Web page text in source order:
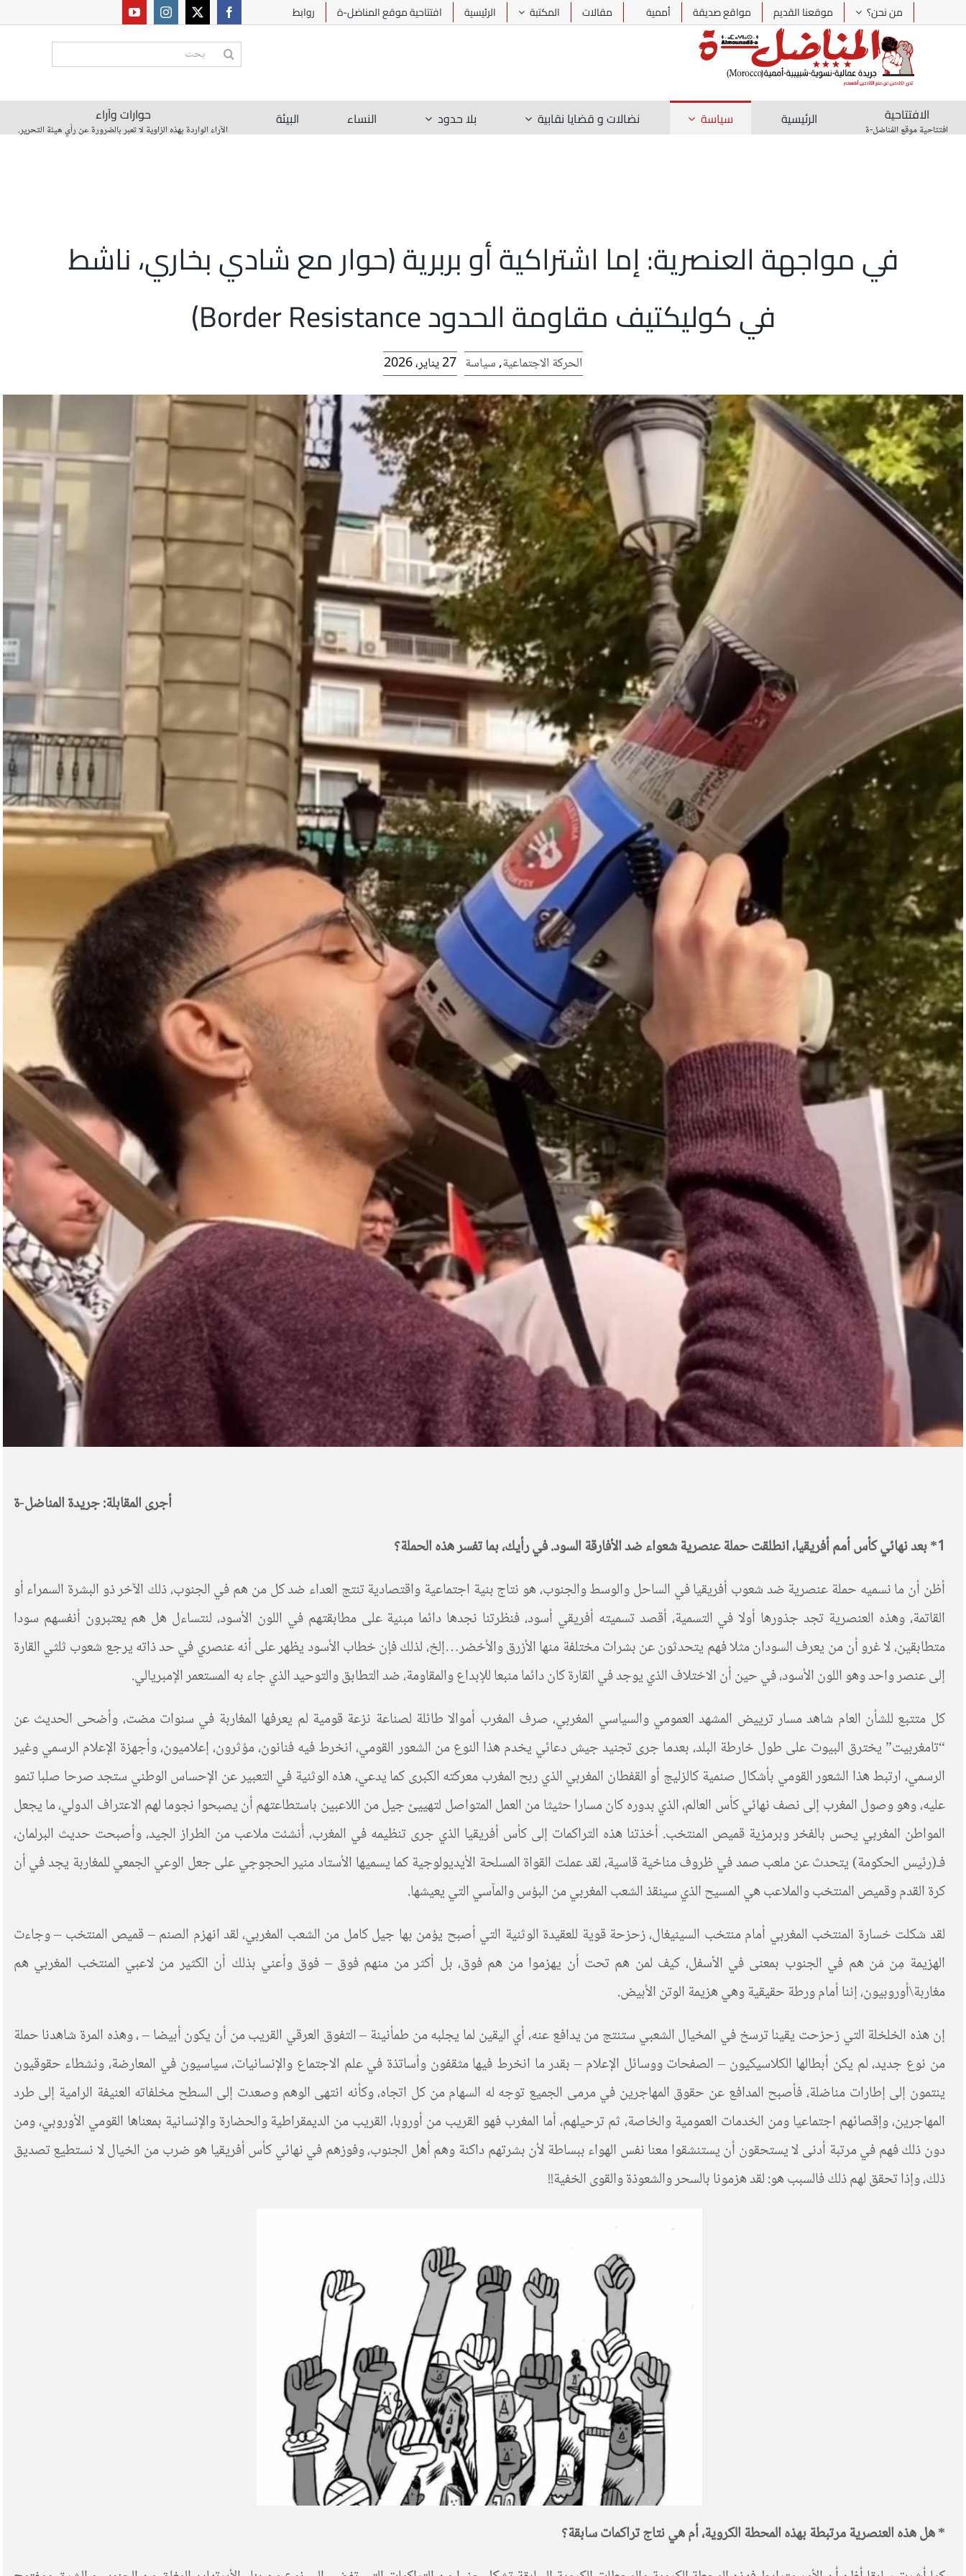
من نحن؟ موقعنا القديم مواقع صديقة أممية مقالات المكتبة الرئيسية افتتاحية موقع المناضل-ة روابط
البحث
الافتتاحية
افتتاحية موقع المُناضل-ة
الرئيسية سياسة نضالات و قضايا نقابية بلا حدود النساء البيئة حوارات وآراء
الآراء الواردة بهذه الزاوية لا تعبر بالضرورة عن رأي هيئة التحرير.
في مواجهة العنصرية: إما اشتراكية أو بربرية (حوار مع شادي بخاري، ناشط
في كوليكتيف مقاومة الحدود Border Resistance)
الحركة الاجتماعية,سياسة 27 يناير، 2026
أجرى المقابلة: جريدة المناضل-ة
1* بعد نهائي كأس أمم أفريقيا، انطلقت حملة عنصرية شعواء ضد الأفارقة السود. في رأيك، بما تفسر هذه الحملة؟
أظن أن ما نسميه حملة عنصرية ضد شعوب أفريقيا في الساحل والوسط والجنوب، هو نتاج بنية اجتماعية واقتصادية تنتج العداء ضد كل من هم في الجنوب، ذلك الآخر ذو البشرة السمراء أو
القاتمة، وهذه العنصرية تجد جذورها أولا في التسمية، أقصد تسميته أفريقي أسود، فنظرتنا نجدها دائما مبنية على مطابقتهم في اللون الأسود، لنتساءل هل هم يعتبرون أنفسهم سودا
متطابقين، لا غرو أن من يعرف السودان مثلا فهم يتحدثون عن بشرات مختلفة منها الأزرق والأخضر…إلخ، لذلك فإن خطاب الأسود يظهر على أنه عنصري في حد ذاته يرجع شعوب ثلثي القارة
إلى عنصر واحد وهو اللون الأسود، في حين أن الاختلاف الذي يوجد في القارة كان دائما منبعا للإبداع والمقاومة، ضد التطابق والتوحيد الذي جاء به المستعمر الإمبريالي.
كل متتبع للشأن العام شاهد مسار ترييض المشهد العمومي والسياسي المغربي، صرف المغرب أموالا طائلة لصناعة نزعة قومية لم يعرفها المغاربة في سنوات مضت، وأضحى الحديث عن
“تامغربيت” يخترق البيوت على طول خارطة البلد، بعدما جرى تجنيد جيش دعائي يخدم هذا النوع من الشعور القومي، انخرط فيه فنانون، مؤثرون، إعلاميون، وأجهزة الإعلام الرسمي وغير
الرسمي، ارتبط هذا الشعور القومي بأشكال صنمية كالزليج أو القفطان المغربي الذي ربح المغرب معركته الكبرى كما يدعي، هذه الوثنية في التعبير عن الإحساس الوطني ستجد صرحا صلبا تنمو
عليه، وهو وصول المغرب إلى نصف نهائي كأس العالم، الذي بدوره كان مسارا حثيثا من العمل المتواصل لتهييئ جيل من اللاعبين باستطاعتهم أن يصبحوا نجوما لهم الاعتراف الدولي، ما يجعل
المواطن المغربي يحس بالفخر وبرمزية قميص المنتخب. أخذتنا هذه التراكمات إلى كأس أفريقيا الذي جرى تنظيمه في المغرب، أُنشئت ملاعب من الطراز الجيد، وأصبحت حديث البرلمان،
فـ(رئيس الحكومة) يتحدث عن ملعب صمد في ظروف مناخية قاسية، لقد عملت القواة المسلحة الأيديولوجية كما يسميها الأستاد منير الحجوجي على جعل الوعي الجمعي للمغاربة يجد في أن
كرة القدم وقميص المنتخب والملاعب هي المسيح الذي سينقذ الشعب المغربي من البؤس والمآسي التي يعيشها.
لقد شكلت خسارة المنتخب المغربي أمام منتخب السينيغال، زحزحة قوية للعقيدة الوثنية التي أصبح يؤمن بها جيل كامل من الشعب المغربي، لقد انهزم الصنم – قميص المنتخب – وجاءت
الهزيمة مِن مَن هم في الجنوب بمعنى في الأسفل، كيف لمن هم تحت أن يهزموا من هم فوق، بل أكثر من منهم فوق – فوق وأعني بذلك أن الكثير من لاعبي المنتخب المغربي هم
مغاربة\أوروبيون، إننا أمام ورطة حقيقية وهي هزيمة الوتن الأبيض.
إن هذه الخلخلة التي زحزحت يقينا ترسخ في المخيال الشعبي ستنتج من يدافع عنه، أي اليقين لما يجلبه من طمأنينة – التفوق العرقي القريب من أن يكون أبيضا – ، وهذه المرة شاهدنا حملة
من نوع جديد، لم يكن أبطالها الكلاسيكيون – الصفحات ووسائل الإعلام – بقدر ما انخرط فيها مثقفون وأساتذة في علم الاجتماع والإنسانيات، سياسيون في المعارضة، ونشطاء حقوقيون
ينتمون إلى إطارات مناضلة، فأصبح المدافع عن حقوق المهاجرين في مرمى الجميع توجه له السهام من كل اتجاه، وكأنه انتهى الوهم وصعدت إلى السطح مخلفاته العنيفة الرامية إلى طرد
المهاجرين، وإقصائهم اجتماعيا ومن الخدمات العمومية والخاصة، ثم ترحيلهم، أما المغرب فهو القريب من أوروبا، القريب من الديمقراطية والحضارة والإنسانية بمعناها القومي الأوروبي، ومن
دون ذلك فهم في مرتبة أدنى لا يستحقون أن يستنشقوا معنا نفس الهواء ببساطة لأن بشرتهم داكنة وهم أهل الجنوب، وفوزهم في نهائي كأس أفريقيا هو ضرب من الخيال لا نستطيع تصديق
ذلك، وإذا تحقق لهم ذلك فالسبب هو: لقد هزمونا بالسحر والشعوذة والقوى الخفية!!
* هل هذه العنصرية مرتبطة بهذه المحطة الكروية، أم هي نتاج تراكمات سابقة؟